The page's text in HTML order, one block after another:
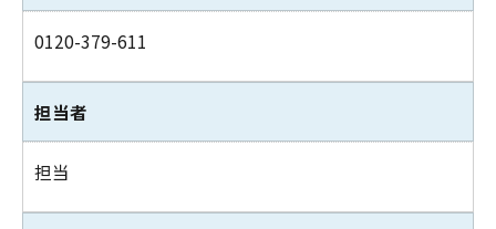
0120-379-611
担当者
担当